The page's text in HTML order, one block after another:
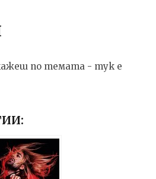
по темата - тук е